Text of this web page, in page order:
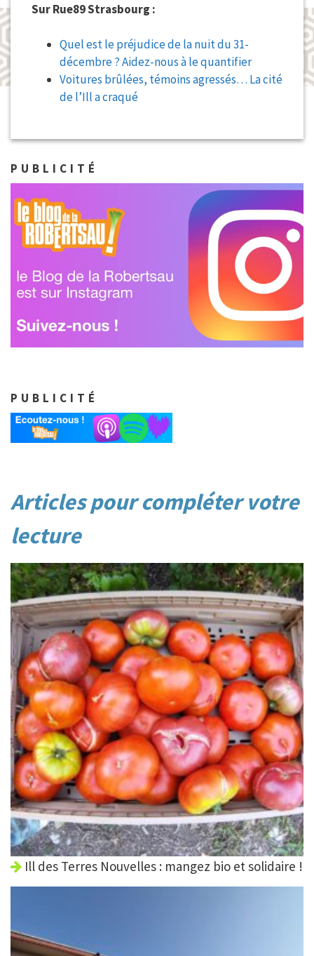
Sur Rue89 Strasbourg :
Quel est le préjudice de la nuit du 31-
décembre ? Aidez-nous à le quantifier
Voitures brûlées, témoins agressés… La cité
de l’Ill a craqué
PUBLICITÉ
PUBLICITÉ
Post
navigation
Articles pour compléter votre
lecture
Ill des Terres Nouvelles : mangez bio et solidaire !